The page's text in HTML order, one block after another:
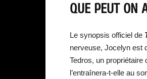
QUE PEUT ON
Le synopsis officiel de
nerveuse, Jocelyn est
Tedros, un
l’entraînera-t-elle au